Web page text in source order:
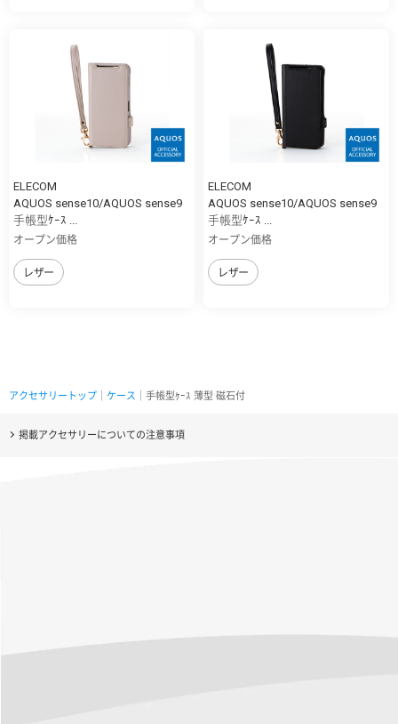
ELECOM
AQUOS sense10/AQUOS sense9
手帳型ｹｰｽ ...
オープン価格
レザー
ELECOM
AQUOS sense10/AQUOS sense9
手帳型ｹｰｽ ...
オープン価格
レザー
アクセサリートップ ケース ｜手帳型ｹｰｽ 薄型 磁石付
掲載アクセサリーについての注意事項